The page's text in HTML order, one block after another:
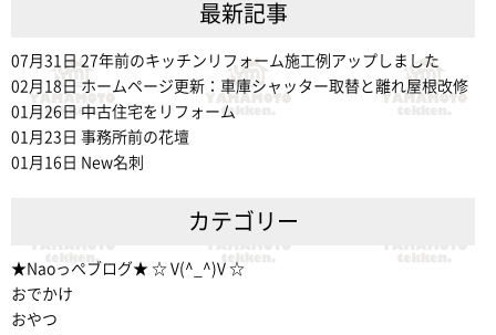
最新記事
07月31日 27年前のキッチンリフォーム施工例アップしました
02月18日 ホームページ更新：車庫シャッター取替と離れ屋根改修
01月26日 中古住宅をリフォーム
01月23日 事務所前の花壇
01月16日 New名刺
カテゴリー
★Naoっぺブログ★ ☆ V(^_^)V ☆
おでかけ
おやつ